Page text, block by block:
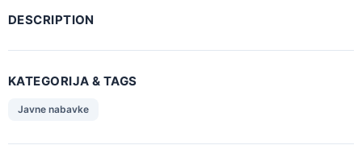
DESCRIPTION
KATEGORIJA & TAGS
Javne nabavke